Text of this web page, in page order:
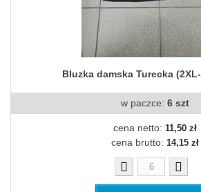
Bluzka damska Turecka
w paczce: 6 szt
cena netto: 11,50 zł
cena brutto: 14,15 zł